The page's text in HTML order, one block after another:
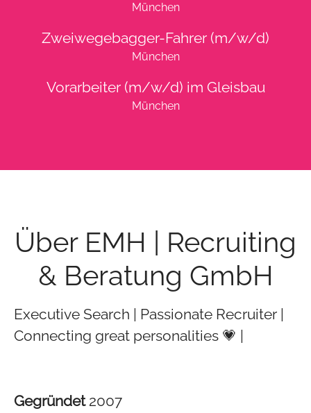
München
Zweiwegebagger-Fahrer (m/w/d)
München
Vorarbeiter (m/w/d) im Gleisbau
München
Über EMH | Recruiting
& Beratung GmbH
Executive Search | Passionate Recruiter |
Connecting great personalities 💗 |
Gegründet 2007